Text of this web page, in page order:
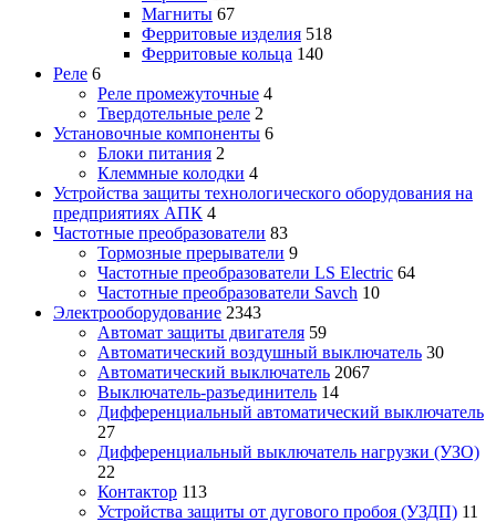
Магниты 67
Ферритовые изделия 518
Ферритовые кольца 140
Реле 6
Реле промежуточные 4
Твердотельные реле 2
Установочные компоненты 6
Блоки питания 2
Клеммные колодки 4
Устройства защиты технологического оборудования на
предприятиях АПК 4
Частотные преобразователи 83
Тормозные прерыватели 9
Частотные преобразователи LS Electric 64
Частотные преобразователи Savch 10
Электрооборудование 2343
Автомат защиты двигателя 59
Автоматический воздушный выключатель 30
Автоматический выключатель 2067
Выключатель-разъединитель 14
Дифференциальный автоматический выключатель
27
Дифференциальный выключатель нагрузки (УЗО)
22
Контактор 113
Устройства защиты от дугового пробоя (УЗДП) 11